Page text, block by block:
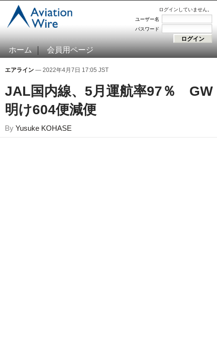
ログインしていません。
ユーザー名
パスワード
ホーム 会員用ページ
エアライン — 2022年4月7日 17:05 JST
JAL国内線、5月運航率97％ GW
明け604便減便
By Yusuke KOHASE